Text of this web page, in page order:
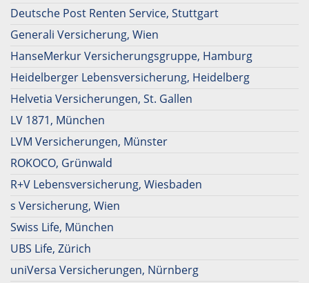
Deutsche Post Renten Service, Stuttgart
Generali Versicherung, Wien
HanseMerkur Versicherungsgruppe, Hamburg
Heidelberger Lebensversicherung, Heidelberg
Helvetia Versicherungen, St. Gallen
LV 1871, München
LVM Versicherungen, Münster
ROKOCO, Grünwald
R+V Lebensversicherung, Wiesbaden
s Versicherung, Wien
Swiss Life, München
UBS Life, Zürich
uniVersa Versicherungen, Nürnberg